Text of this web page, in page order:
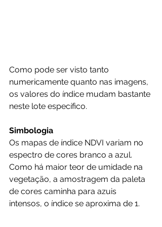
Como pode ser visto tanto
numericamente quanto nas imagens,
os valores do índice mudam bastante
neste lote específico.
Simbologia
Os mapas de índice NDVI variam no
espectro de cores branco a azul.
Como há maior teor de umidade na
vegetação, a amostragem da paleta
de cores caminha para azuis
intensos, o índice se aproxima de 1.